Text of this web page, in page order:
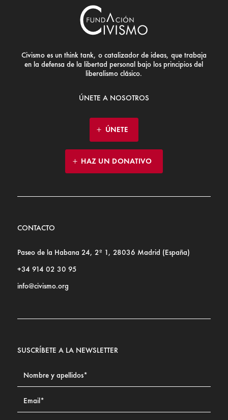
Civismo es un think tank, o catalizador de ideas, que trabaja
en la defensa de la libertad personal bajo los principios del
liberalismo clásico.
ÚNETE A NOSOTROS
ÚNETE
HAZ UN DONATIVO
CONTACTO
Paseo de la Habana 24, 2º 1, 28036 Madrid (España)
+34 914 02 30 95
info@civismo.org
SUSCRÍBETE A LA NEWSLETTER